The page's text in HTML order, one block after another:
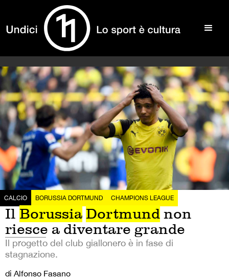
CALCIO BORUSSIA DORTMUND CHAMPIONS LEAGUE
Il Borussia Dortmund non
riesce a diventare grande
Il progetto del club giallonero è in fase di
stagnazione.
di Alfonso Fasano